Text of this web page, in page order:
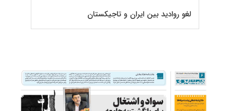
لغو روادید بین ایران و تاجیکستان